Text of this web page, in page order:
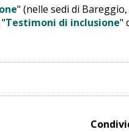
" (nelle sedi di
Testimoni di inclusione"